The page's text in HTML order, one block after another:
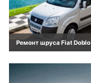
Ремонт шруса Fiat Doblo